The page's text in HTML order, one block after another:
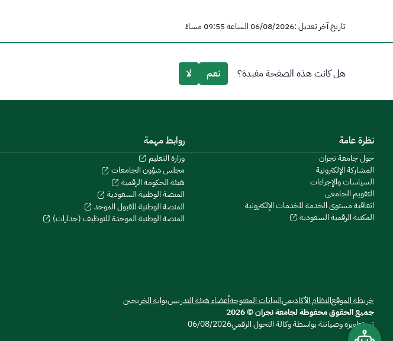
تاريخ آخر تعديل :06/08/2026 الساعة 09:55 مساءً
هل كانت هذه الصفحة مفيدة؟ نعم لا
نظرة عامة
حول جامعة نجران
المشاركة الإلكترونية
السياسات والإجراءات
التقويم الجامعي
اتفاقية مستوى الخدمة للخدمات الإلكترونية
المكتبة الرقمية السعودية
روابط مهمة
وزارة التعليم
مجلس شؤون الجامعات
هيئة الحكومة الرقمية
المنصة الوطنية السعودية
المنصة الوطنية للقبول الموحد
المنصة الوطنية الموحدة للتوظيف (جدارات)
خريطة الموقعالنظام الأكاديميالبيانات المفتوحةأعضاء هيئة التدريسبوابة الخريجين
جميع الحقوق محفوظة لجامعة نجران © 2026
تم تطويره وصيانتة بواسطة وكالة التحول الرقمي06/08/2026